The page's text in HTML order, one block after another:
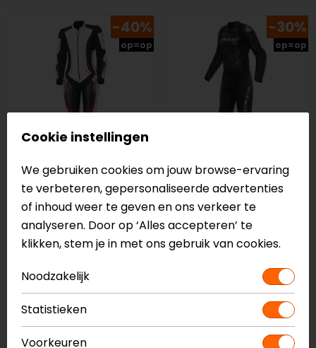
-40%
op=op
Held
Ayana 3 Dames 1-
delig Motorpak
999,95 600,00
-30%
op=op
Dainese
Mirage Dames 2-
delige motorcombi
999,95699,00
op=op
Cookie instellingen
We gebruiken cookies om jouw browse-ervaring
te verbeteren, gepersonaliseerde advertenties
of inhoud weer te geven en ons verkeer te
analyseren. Door op ‘Alles accepteren’ te
klikken, stem je in met ons gebruik van cookies.
Noodzakelijk
Statistieken
Voorkeuren